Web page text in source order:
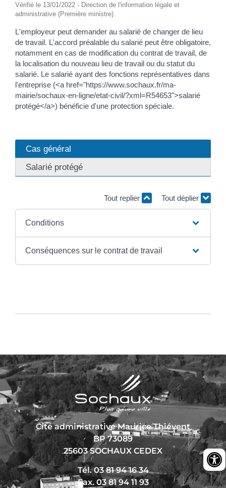
Vérifié le 13/01/2022 - Direction de l'information légale et
administrative (Première ministre)
L'employeur peut demander au salarié de changer de lieu
de travail. L'accord préalable du salarié peut être obligatoire,
notamment en cas de modification du contrat de travail, de
la localisation du nouveau lieu de travail ou du statut du
salarié. Le salarié ayant des fonctions représentatives dans
l'entreprise (<a href="https://www.sochaux.fr/ma-
mairie/sochaux-en-ligne/etat-civil/?xml=R54653">salarié
protégé</a>) bénéficie d'une protection spéciale.
Cas général
Salarié protégé
Tout replier Tout déplier
Conditions
Conséquences sur le contrat de travail
Cité administrative Maurice Thiévent
BP 73089
25603 SOCHAUX CEDEX
Tél. 03 81 94 16 34
Fax. 03 81 94 11 93